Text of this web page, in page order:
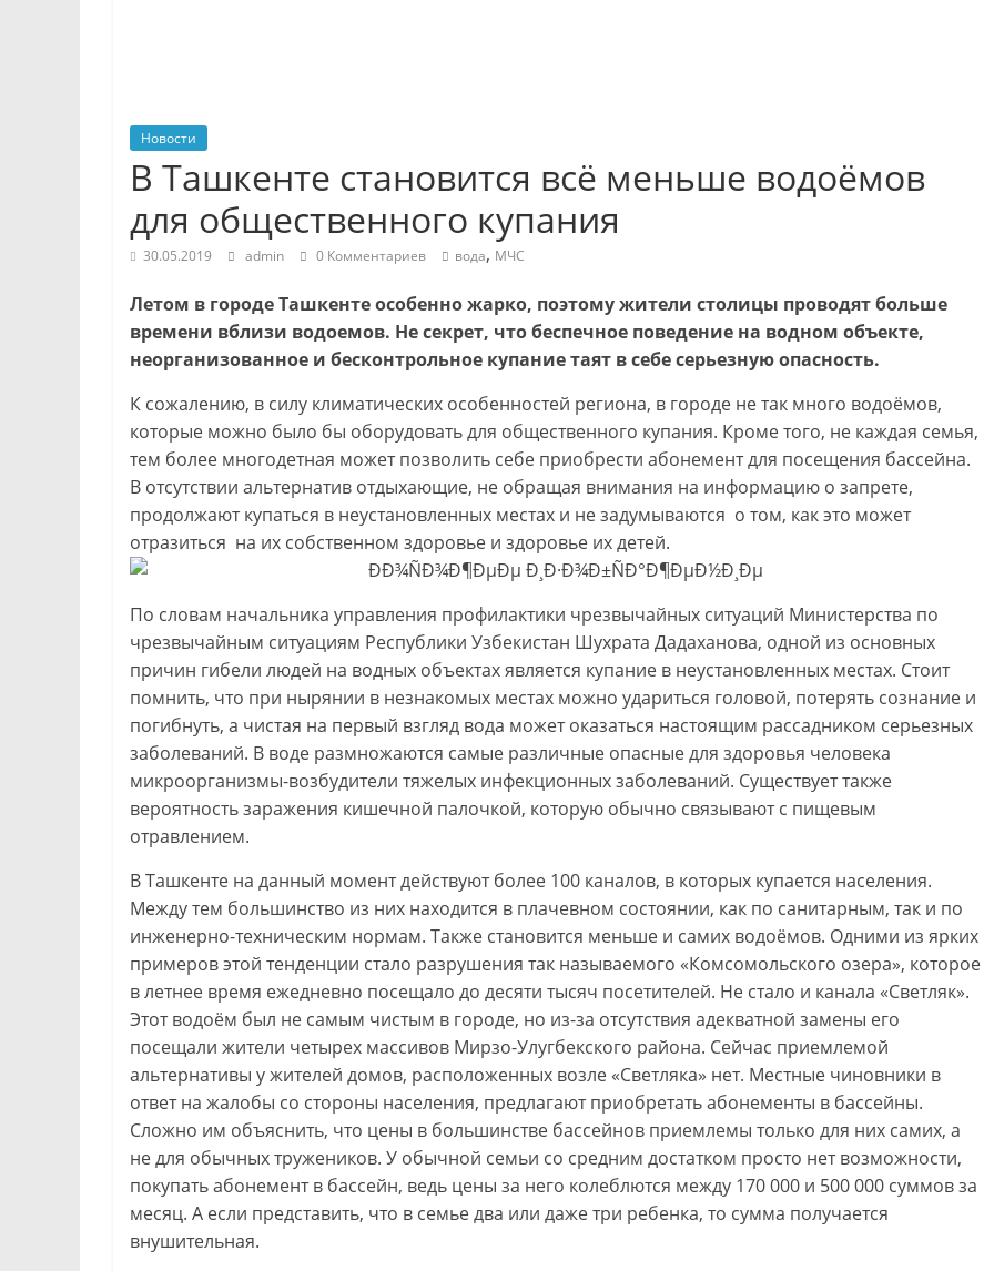
Новости
В Ташкенте становится всё меньше водоёмов
для общественного купания
30.05.2019 admin 0 Комментариев вода, МЧС
Летом в городе Ташкенте особенно жарко, поэтому жители столицы проводят больше
времени вблизи водоемов. Не секрет, что беспечное поведение на водном объекте,
неорганизованное и бесконтрольное купание таят в себе серьезную опасность.
К сожалению, в силу климатических особенностей региона, в городе не так много водоёмов,
которые можно было бы оборудовать для общественного купания. Кроме того, не каждая семья,
тем более многодетная может позволить себе приобрести абонемент для посещения бассейна.
В отсутствии альтернатив отдыхающие, не обращая внимания на информацию о запрете,
продолжают купаться в неустановленных местах и не задумываются о том, как это может
отразиться на их собственном здоровье и здоровье их детей.
По словам начальника управления профилактики чрезвычайных ситуаций Министерства по
чрезвычайным ситуациям Республики Узбекистан Шухрата Дадаханова, одной из основных
причин гибели людей на водных объектах является купание в неустановленных местах. Стоит
помнить, что при нырянии в незнакомых местах можно удариться головой, потерять сознание и
погибнуть, а чистая на первый взгляд вода может оказаться настоящим рассадником серьезных
заболеваний. В воде размножаются самые различные опасные для здоровья человека
микроорганизмы-возбудители тяжелых инфекционных заболеваний. Существует также
вероятность заражения кишечной палочкой, которую обычно связывают с пищевым
отравлением.
В Ташкенте на данный момент действуют более 100 каналов, в которых купается населения.
Между тем большинство из них находится в плачевном состоянии, как по санитарным, так и по
инженерно-техническим нормам. Также становится меньше и самих водоёмов. Одними из ярких
примеров этой тенденции стало разрушения так называемого «Комсомольского озера», которое
в летнее время ежедневно посещало до десяти тысяч посетителей. Не стало и канала «Светляк».
Этот водоём был не самым чистым в городе, но из-за отсутствия адекватной замены его
посещали жители четырех массивов Мирзо-Улугбекского района. Сейчас приемлемой
альтернативы у жителей домов, расположенных возле «Светляка» нет. Местные чиновники в
ответ на жалобы со стороны населения, предлагают приобретать абонементы в бассейны.
Сложно им объяснить, что цены в большинстве бассейнов приемлемы только для них самих, а
не для обычных тружеников. У обычной семьи со средним достатком просто нет возможности,
покупать абонемент в бассейн, ведь цены за него колеблются между 170 000 и 500 000 суммов за
месяц. А если представить, что в семье два или даже три ребенка, то сумма получается
внушительная.